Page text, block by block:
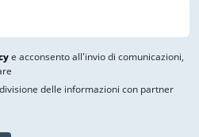
e acconsento all'invio di comunicazioni,
delle informazioni con partner